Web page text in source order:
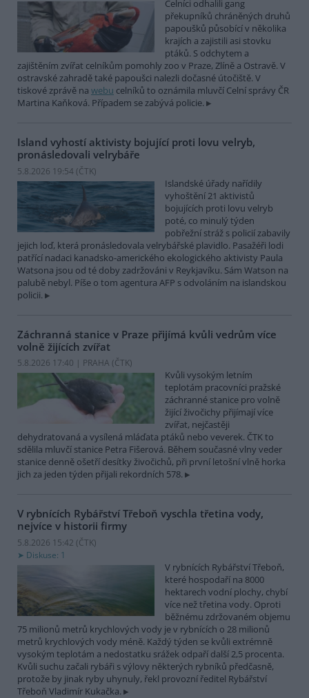
Celníci odhalili gang
překupníků chráněných druhů
papoušků působící v několika
krajích a zajistili asi stovku
ptáků. S odchytem a
zajištěním zvířat celníkům pomohly zoo v Praze, Zlíně a Ostravě. V
ostravské zahradě také papoušci nalezli dočasné útočiště. V
tiskové zprávě na webu celníků to oznámila mluvčí Celní správy ČR
Martina Kaňková. Případem se zabývá policie.
Island vyhostí aktivisty bojující proti lovu velryb,
pronásledovali velrybáře
5.8.2026 19:54 (ČTK)
Islandské úřady nařídily
vyhoštění 21 aktivistů
bojujících proti lovu velryb
poté, co minulý týden
pobřežní stráž s policií zabavily
jejich loď, která pronásledovala velrybářské plavidlo. Pasažéři lodi
patřící nadaci kanadsko-amerického ekologického aktivisty Paula
Watsona jsou od té doby zadržováni v Reykjavíku. Sám Watson na
palubě nebyl. Píše o tom agentura AFP s odvoláním na islandskou
policii.
Záchranná stanice v Praze přijímá kvůli vedrům více
volně žijících zvířat
5.8.2026 17:40 | PRAHA (ČTK)
Kvůli vysokým letním
teplotám pracovníci pražské
záchranné stanice pro volně
žijící živočichy přijímají více
zvířat, nejčastěji
dehydratovaná a vysílená mláďata ptáků nebo veverek. ČTK to
sdělila mluvčí stanice Petra Fišerová. Během současné vlny veder
stanice denně ošetří desítky živočichů, při první letošní vlně horka
jich za jeden týden přijali rekordních 578.
V rybnících Rybářství Třeboň vyschla třetina vody,
nejvíce v historii firmy
5.8.2026 15:42 (ČTK)
Diskuse: 1
V rybnících Rybářství Třeboň,
které hospodaří na 8000
hektarech vodní plochy, chybí
více než třetina vody. Oproti
běžnému zdržovaném objemu
75 milionů metrů krychlových vody je v rybnících o 28 milionů
metrů krychlových vody méně. Každý týden se kvůli extrémně
vysokým teplotám a nedostatku srážek odpaří další 2,5 procenta.
Kvůli suchu začali rybáři s výlovy některých rybníků předčasně,
protože by jinak ryby uhynuly, řekl provozní ředitel Rybářství
Třeboň Vladimír Kukačka.